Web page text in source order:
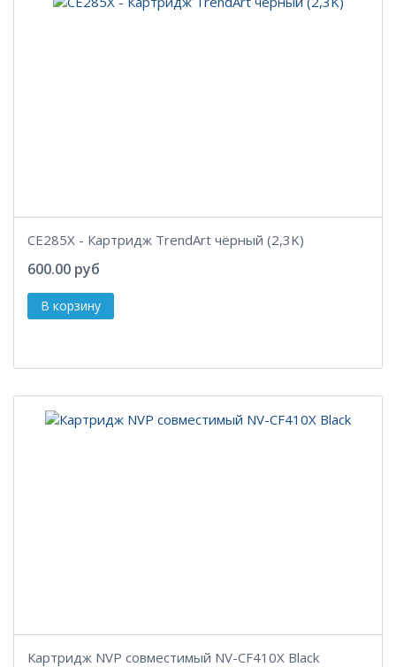
CE285X - Картридж TrendArt чёрный (2,3K)
600.00 руб
Картридж NVP совместимый NV-CF410X Black